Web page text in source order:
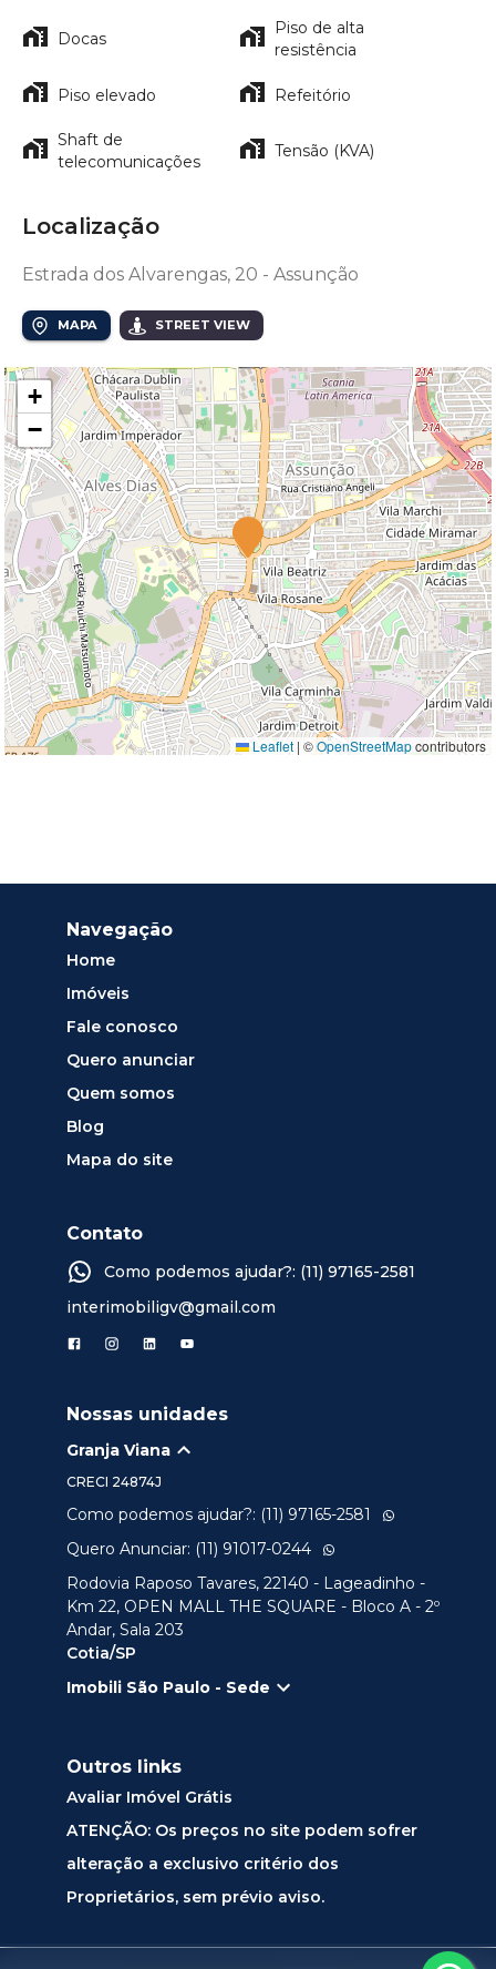
Docas
Piso de alta
resistência
Piso elevado Refeitório
Shaft de
telecomunicações
Tensão (KVA)
Localização
Estrada dos Alvarengas, 20 - Assunção
MAPA STREET VIEW
+
−
Leaflet | ©OpenStreetMapcontributors
Navegação
Home
Imóveis
Fale conosco
Quero anunciar
Quem somos
Blog
Mapa do site
Contato
Como podemos ajudar?: (11) 97165-2581
interimobiligv@gmail.com
Nossas unidades
Granja Viana
CRECI 24874J
Como podemos ajudar?: (11) 97165-2581
Quero Anunciar: (11) 91017-0244
Rodovia Raposo Tavares, 22140 - Lageadinho -
Km 22, OPEN MALL THE SQUARE - Bloco A - 2º
Andar, Sala 203
Cotia/SP
Imobili São Paulo - Sede
Outros links
Avaliar Imóvel Grátis
ATENÇÃO: Os preços no site podem sofrer
alteração a exclusivo critério dos
Proprietários, sem prévio aviso.